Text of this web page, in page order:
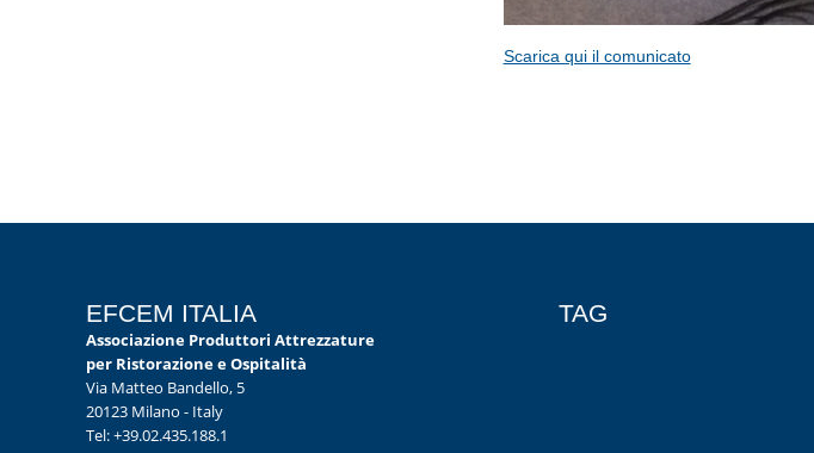
Scarica qui il comunicato
EFCEM ITALIA
Associazione Produttori Attrezzature
per Ristorazione e Ospitalità
Via Matteo Bandello, 5
20123 Milano - Italy
Tel: +39.02.435.188.1
TAG